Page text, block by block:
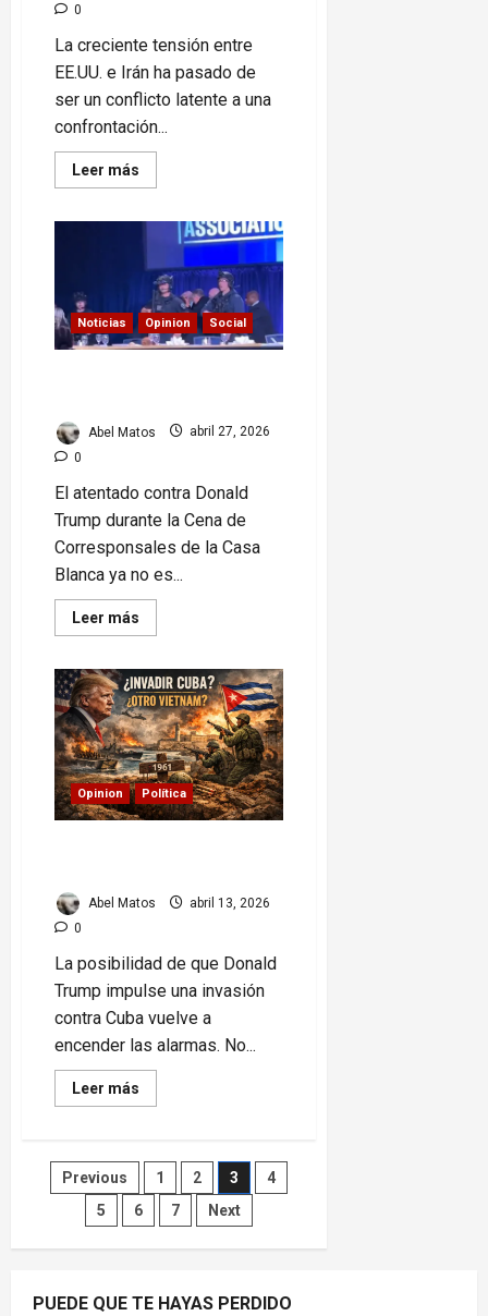
0
La creciente tensión entre
EE.UU. e Irán ha pasado de
ser un conflicto latente a una
confrontación...
Leer más
more
escalada
que
reconfigura
el
equilibrio
global
Noticias Opinion Social
Abel Matos
abril 27, 2026
0
El atentado contra Donald
Trump durante la Cena de
Corresponsales de la Casa
Blanca ya no es...
Leer más
more
contra
Trump
en
cena:
lo
que
pasó
Opinion Política
Abel Matos
abril 13, 2026
0
La posibilidad de que Donald
Trump impulse una invasión
contra Cuba vuelve a
encender las alarmas. No...
Leer más
more
Cuba:
riesgo
de
repetir
Paginación
Previous 1 2 3
4
5
6 7 Next
PUEDE QUE TE HAYAS PERDIDO